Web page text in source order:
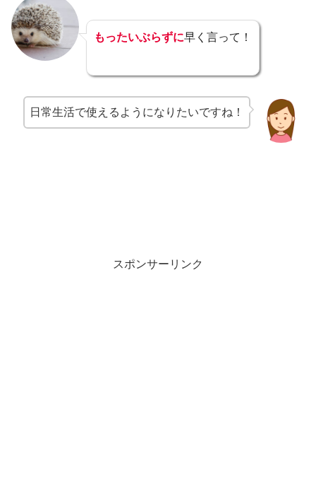
もったいぶらずに早く言って！
日常生活で使えるようになりたいですね！
スポンサーリンク